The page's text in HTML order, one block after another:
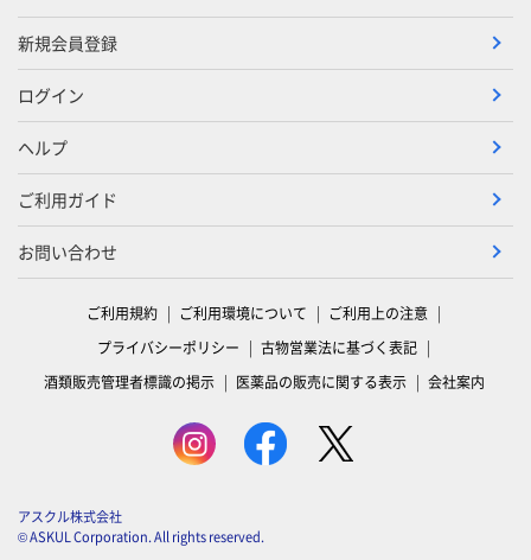
新規会員登録
ログイン
ヘルプ
ご利用ガイド
お問い合わせ
ご利用規約 ご利用環境について
ご利用上の注意
プライバシーポリシー
古物営業法に基づく表記
酒類販売管理者標識の掲示
医薬品の販売に関する表示 会社案内
アスクル株式会社
© ASKUL Corporation. All rights reserved.